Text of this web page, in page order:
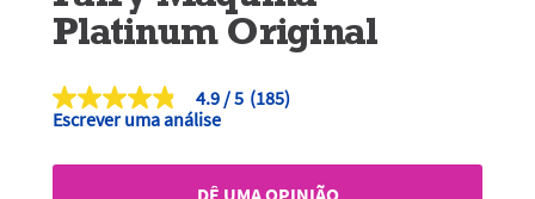
Platinum Original
4.9
de
estrelas,
4.9
(185)
Escrever uma análise
DÊ UMA OPINIÃO